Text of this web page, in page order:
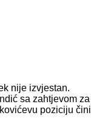
nije izvjestan.
sa zahtjevom za
poziciju čini